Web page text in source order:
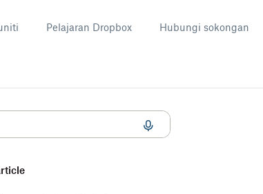
Pelajaran Dropbox Hubungi sokongan
kepada belum selesai pada Dropbox Paper